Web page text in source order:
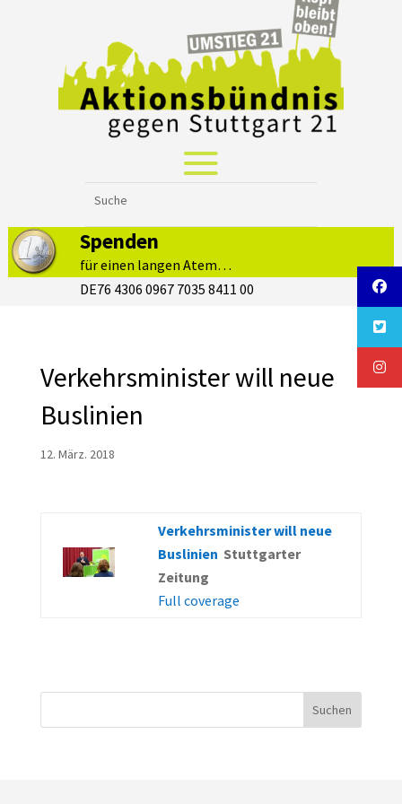
Spenden
für einen langen Atem…
DE76 4306 0967 7035 8411 00
Verkehrsminister will neue
Buslinien
12. März. 2018
Verkehrsminister will neue
Buslinien Stuttgarter
Zeitung
Full coverage
Suchen